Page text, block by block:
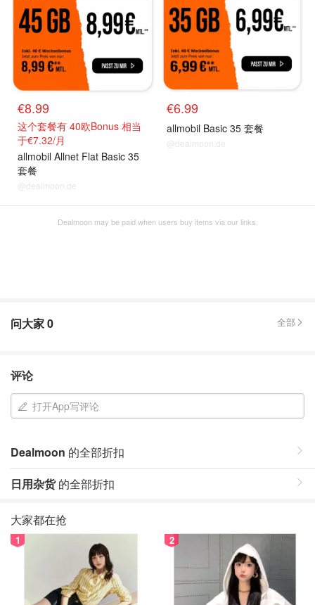
€8.99
这个套餐有 40欧Bonus 相当
于€7.32/月
allmobil Allnet Flat Basic 35
套餐
@dealmoon.de
€6.99
allmobil Basic 35 套餐
@dealmoon.de
Dealmoon may be paid when users buy items via our links.
问大家0 全部
评论
打开App写评论
Dealmoon 的全部折扣
日用杂货的全部折扣
大家都在抢
1 2